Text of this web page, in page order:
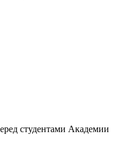
студентами Академии